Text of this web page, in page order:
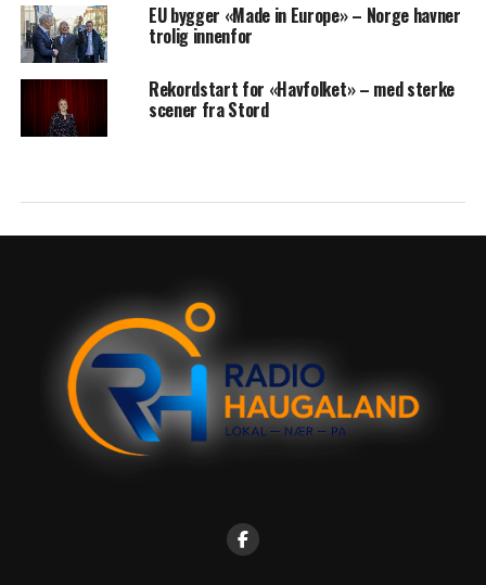
EU bygger «Made in Europe» – Norge havner
trolig innenfor
Rekordstart for «Havfolket» – med sterke
scener fra Stord